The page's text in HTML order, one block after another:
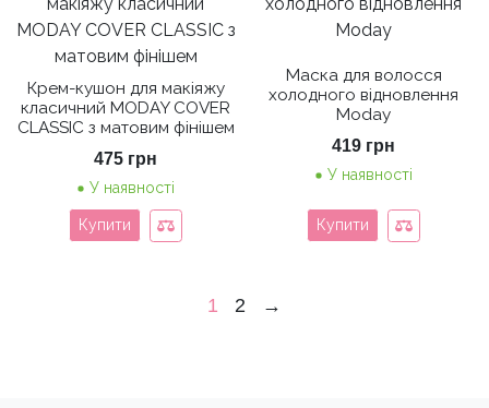
Крем-кушон для макіяжу
класичний MODAY COVER
CLASSIC з матовим фінішем
475 грн
У наявності
Купити
Маска для волосся
холодного відновлення
Moday
419 грн
У наявності
Купити
1 2 →